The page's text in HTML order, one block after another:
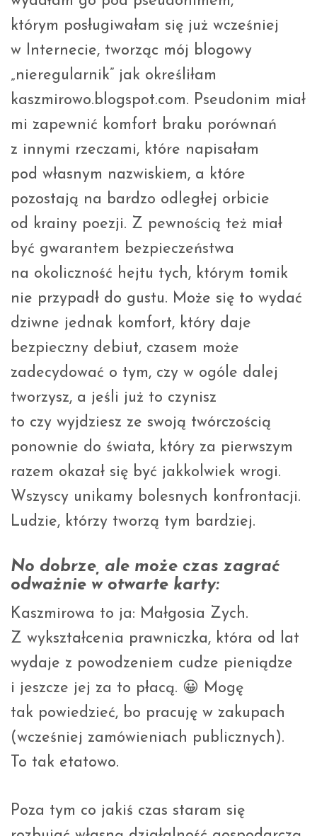
którym posługiwałam się już wcześniej
w Internecie, tworząc mój blogowy
„nieregularnik” jak określiłam
kaszmirowo.blogspot.com. Pseudonim miał
mi zapewnić komfort braku porównań
z innymi rzeczami, które napisałam
pod własnym nazwiskiem, a które
pozostają na bardzo odległej orbicie
od krainy poezji. Z pewnością też miał
być gwarantem bezpieczeństwa
na okoliczność hejtu tych, którym tomik
nie przypadł do gustu. Może się to wydać
dziwne jednak komfort, który daje
bezpieczny debiut, czasem może
zadecydować o tym, czy w ogóle dalej
tworzysz, a jeśli już to czynisz
to czy wyjdziesz ze swoją twórczością
ponownie do świata, który za pierwszym
razem okazał się być jakkolwiek wrogi.
Wszyscy unikamy bolesnych konfrontacji.
Ludzie, którzy tworzą tym bardziej.
No dobrze, ale może czas zagrać
odważnie w otwarte karty:
Kaszmirowa to ja: Małgosia Zych.
Z wykształcenia prawniczka, która od lat
wydaje z powodzeniem cudze pieniądze
i jeszcze jej za to płacą. 😀 Mogę
tak powiedzieć, bo pracuję w zakupach
(wcześniej zamówieniach publicznych).
To tak etatowo.
Poza tym co jakiś czas staram się